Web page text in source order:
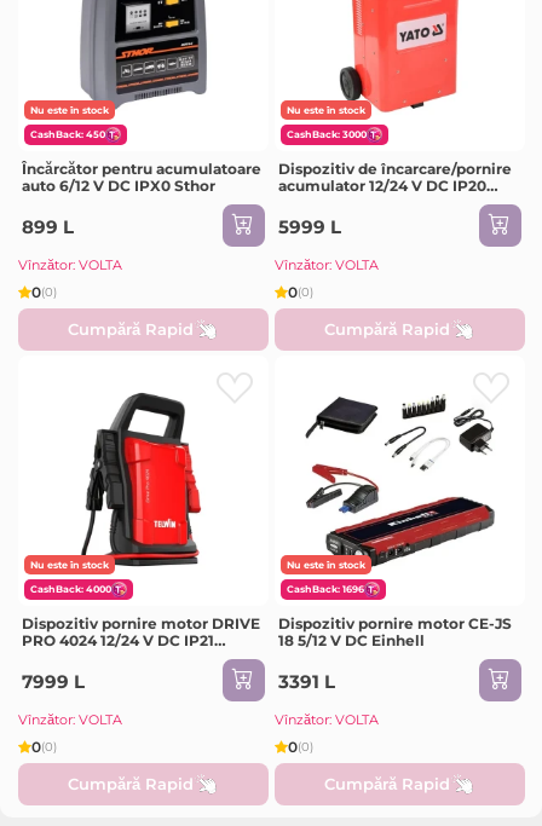
Nu este în stock
CashBack: 450
Încărcător pentru acumulatoare
auto 6/12 V DC IPX0 Sthor
899 L
Vînzător: VOLTA
0(0)
Cumpără Rapid
Nu este în stock
CashBack: 3000
Dispozitiv de încarcare/pornire
acumulator 12/24 V DC IP20
5999 L
Vînzător: VOLTA
0(0)
Cumpără Rapid
Nu este în stock
CashBack: 4000
Dispozitiv pornire motor DRIVE
PRO 4024 12/24 V DC IP21
7999 L
Vînzător: VOLTA
0(0)
Cumpără Rapid
Nu este în stock
CashBack: 1696
Dispozitiv pornire motor CE-JS
18 5/12 V DC Einhell
3391 L
Vînzător: VOLTA
0(0)
Cumpără Rapid